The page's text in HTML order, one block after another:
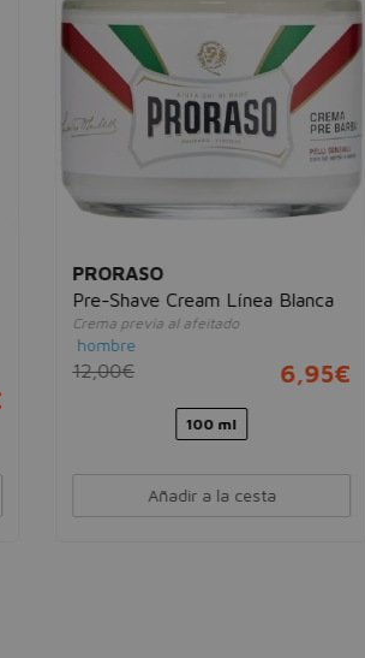
PRORASO
Pre-Shave Cream Línea Blanca
Crema previa al afeitado
12,00€ 6,95€
Añadir a la cesta